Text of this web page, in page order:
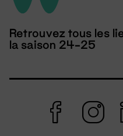
Retrouvez tous les
la saison 24-25